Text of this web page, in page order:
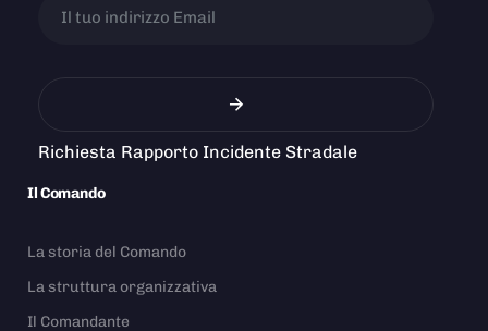
Richiesta Rapporto Incidente Stradale
Il Comando
La storia del Comando
La struttura organizzativa
Il Comandante